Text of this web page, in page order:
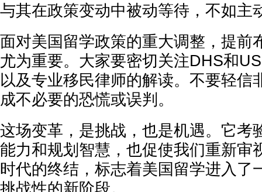
与其在政策变动中被动等待，不如主
面对美国留学政策的重大调整，提前
尤为重要。大家要密切关注DHS和
以及专业移民律师的解读。不要轻信
成不必要的恐慌或误判。
这场变革，是挑战，也是机遇。它考
能力和规划智慧，也促使我们重新审
时代的终结，标志着美国留学进入了
挑战性的新阶段。